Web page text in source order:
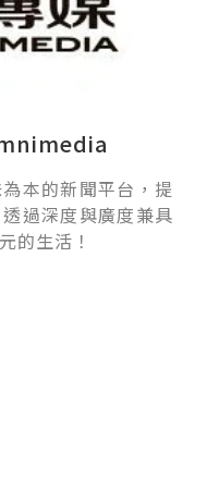
本的新聞平台，提
過深度與廣度兼具
的生活！